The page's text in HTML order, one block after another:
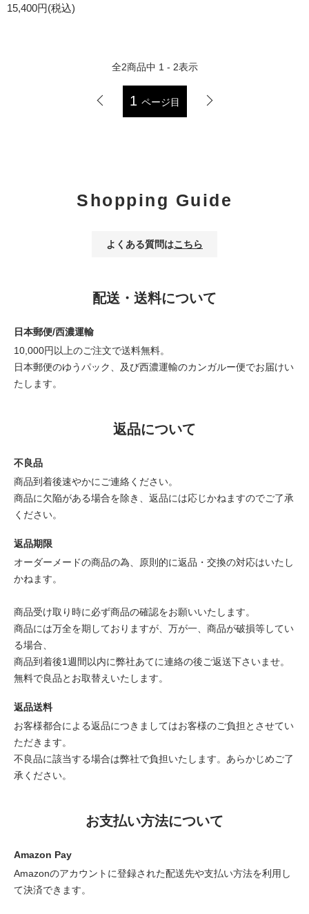
15,400円(税込)
全2商品中 1 - 2表示
1 ページ目
Shopping Guide
よくある質問はこちら
配送・送料について
日本郵便/西濃運輸
10,000円以上のご注文で送料無料。
日本郵便のゆうパック、及び西濃運輸のカンガルー便でお届けい
たします。
返品について
不良品
商品到着後速やかにご連絡ください。
商品に欠陥がある場合を除き、返品には応じかねますのでご了承
ください。
返品期限
オーダーメードの商品の為、原則的に返品・交換の対応はいたし
かねます。
商品受け取り時に必ず商品の確認をお願いいたします。
商品には万全を期しておりますが、万が一、商品が破損等してい
る場合、
商品到着後1週間以内に弊社あてに連絡の後ご返送下さいませ。
無料で良品とお取替えいたします。
返品送料
お客様都合による返品につきましてはお客様のご負担とさせてい
ただきます。
不良品に該当する場合は弊社で負担いたします。あらかじめご了
承ください。
お支払い方法について
Amazon Pay
Amazonのアカウントに登録された配送先や支払い方法を利用し
て決済できます。